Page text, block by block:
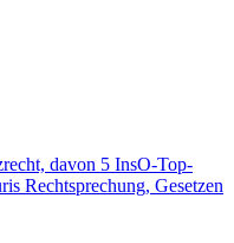
davon 5 InsO-Top-
Rechtsprechung, Gesetzen